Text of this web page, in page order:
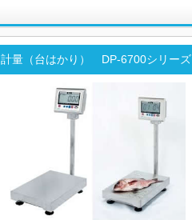
計量（台はかり） DP-6700シリーズ